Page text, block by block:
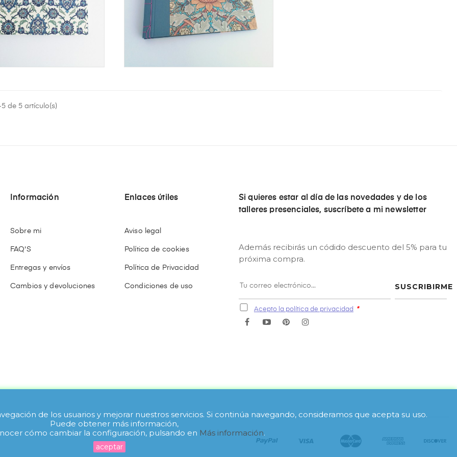
de 5 artículo(s)
Información
Sobre mi
FAQ'S
Entregas y envíos
Cambios y devoluciones
Enlaces útiles
Aviso legal
Política de cookies
Política de Privacidad
Condiciones de uso
Si quieres estar al día de las novedades y de los
talleres presenciales, suscríbete a mi newsletter
Además recibirás un códido descuento del 5% para tu
próxima compra.
SUSCRIBIRME
Acepto la política de privacidad *
FacebookYouTubePinterest
de los usuarios y mejorar nuestros servicios. Si continúa navegando, consideramos que acepta su uso.
Puede obtener más información,
cómo cambiar la configuración, pulsando en Más información.
aceptar